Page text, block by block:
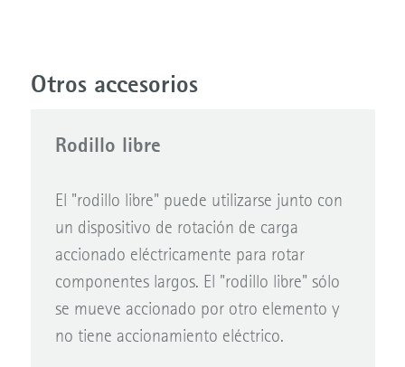
Otros accesorios
Rodillo libre
El "rodillo libre" puede utilizarse junto con
un dispositivo de rotación de carga
accionado eléctricamente para rotar
componentes largos. El "rodillo libre" sólo
se mueve accionado por otro elemento y
no tiene accionamiento eléctrico.